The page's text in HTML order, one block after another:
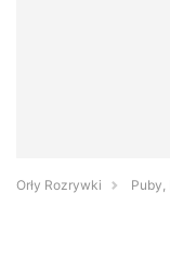
Orły Rozrywki